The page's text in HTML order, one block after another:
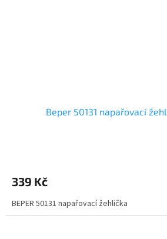
Beper 50131 napařovací
339 Kč
BEPER 50131 napařovací žehlička